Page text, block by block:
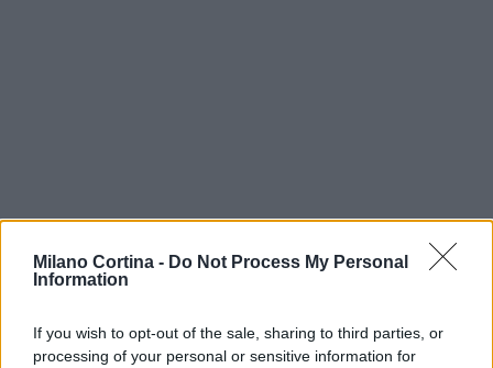
Milano Cortina - Do Not Process My Personal
Information
If you wish to opt-out of the sale, sharing to third parties, or
processing of your personal or sensitive information for
AUTORE